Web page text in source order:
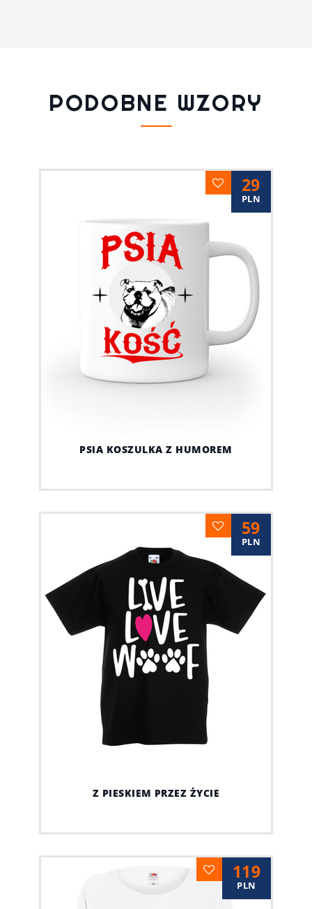
PODOBNE WZORY
29
PLN
PSIA KOSZULKA Z HUMOREM
59
PLN
Z PIESKIEM PRZEZ ŻYCIE
119
PLN